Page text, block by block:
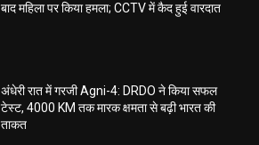
बाद महिला पर किया हमला; CCTV में कैद हुई वारदात
अंधेरी रात में गरजी Agni-4: DRDO ने किया सफल
टेस्ट, 4000 KM तक मारक क्षमता से बढ़ी भारत की
ताकत